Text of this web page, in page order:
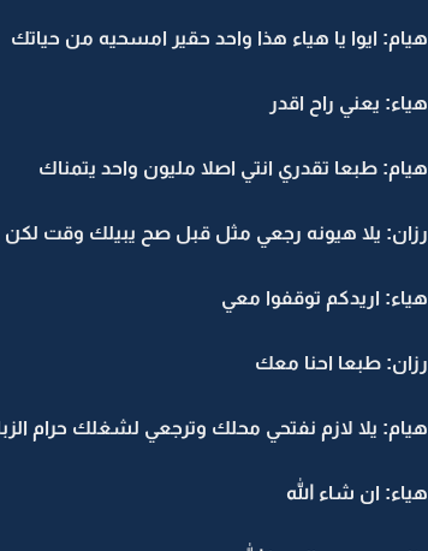
هيام: ايوا يا هياء هذا واحد حقير امسحيه من حياتك
هياء: يعني راح اقدر
هيام: طبعا تقدري انتي اصلا مليون واحد يتمناك
رزان: يلا هيونه رجعي مثل قبل صح يبيلك وقت لكن
هياء: اريدكم توقفوا معي
رزان: طبعا احنا معك
هيام: يلا لازم نفتحي محلك وترجعي لشغلك حرام
هياء: ان شاء الله